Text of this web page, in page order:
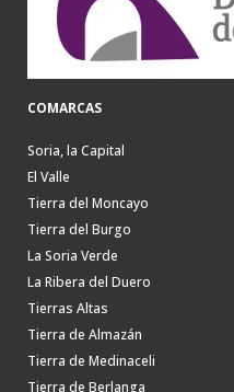
COMARCAS
Soria, la Capital
El Valle
Tierra del Moncayo
Tierra del Burgo
La Soria Verde
La Ribera del Duero
Tierras Altas
Tierra de Almazán
Tierra de Medinaceli
Tierra de Berlanga